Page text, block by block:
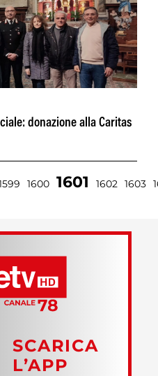
donazione alla Caritas
1600 1601 1602 1603
SCARICA
L’APP